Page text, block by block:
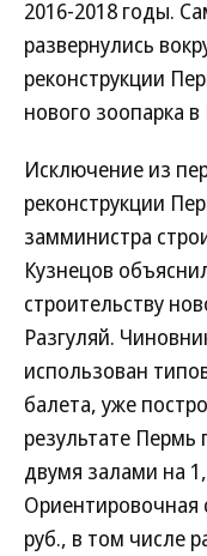
2016-2018 годы.
развернулись
реконструкции
нового зоопарка
Исключение из
реконструкции
замминистра
Кузнецов
строительству
Разгуляй.
использован
балета, уже
результате Пермь
двумя залами на
Ориентировочная
руб., в том числе